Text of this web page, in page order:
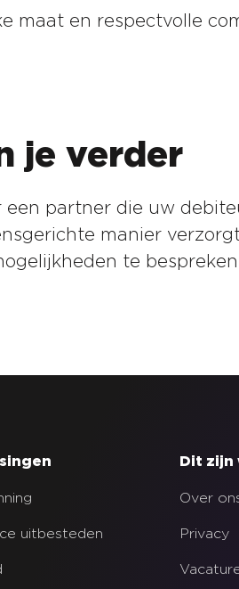
maat en respectvolle
je verder
een partner die uw
manier
te
uitbesteden
Dit zijn
Over
Privacy